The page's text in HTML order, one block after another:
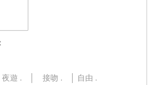
. │ 接吻 . │ 自由 .